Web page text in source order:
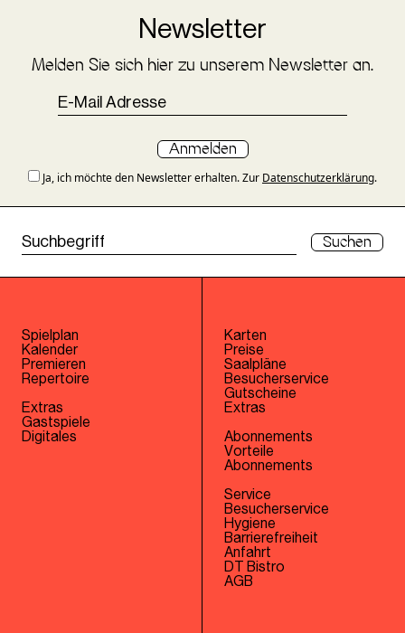
Newsletter
Melden Sie sich hier zu unserem Newsletter an.
Anmelden
Ja, ich möchte den Newsletter erhalten. Zur Datenschutzerklärung.
Suchen
Spielplan
Kalender
Premieren
Repertoire
Extras
Gastspiele
Digitales
Karten
Preise
Saalpläne
Besucherservice
Gutscheine
Extras
Abonnements
Vorteile
Abonnements
Service
Besucherservice
Hygiene
Barrierefreiheit
Anfahrt
DT Bistro
AGB